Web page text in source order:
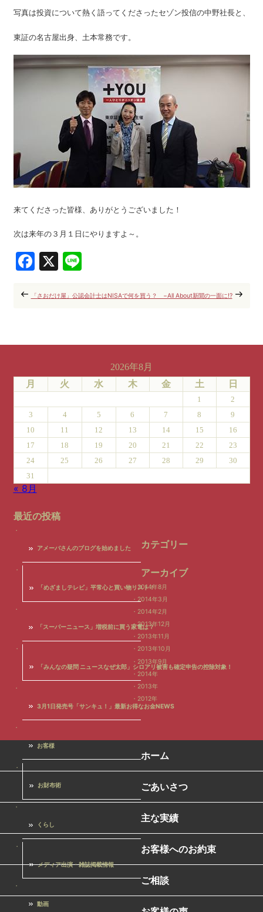
写真は投資について熱く語ってくださったセゾン投信の中野社長と、
東証の名古屋出身、土本常務です。
来てくださった皆様、ありがとうございました！
次は来年の３月１日にやりますよ～。
Facebook
X Line
「さおだけ屋」公認会計士はNISAで何を買う？ −All About新聞の一面に!?
2026年8月
月
火 水 木 金 土 日
1
2
3
4 5 6 7 8
9
10
11 12 13 14 15
16
17
18 19 20 21 22
23
24
25 26 27 28 29
30
31
« 8月
最近の投稿
アメーバさんのブログを始めました
「めざましテレビ」平常心と買い物リスト！
「スーパーニュース」増税前に買う家電は？
「みんなの疑問 ニュースなぜ太郎」シロアリ被害も確定申告の控除対象！
3月1日発売号「サンキュ！」最新お得なお金NEWS
カテゴリー
お客様
お財布術
くらし
メディア出演・雑誌掲載情報
動画
アーカイブ
2014年8月
2014年3月
2014年2月
2013年12月
2013年11月
2013年10月
2013年9月
2014年
2013年
2012年
ホーム
ごあいさつ
主な実績
お客様へのお約束
ご相談